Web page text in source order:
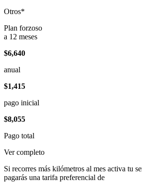
Otros*
Plan forzoso
a 12 meses
$6,640
anual
$1,415
pago inicial
$8,055
Pago total
Ver completo
Si recorres más kilómetros al mes activa tu
pagarás una tarifa preferencial de